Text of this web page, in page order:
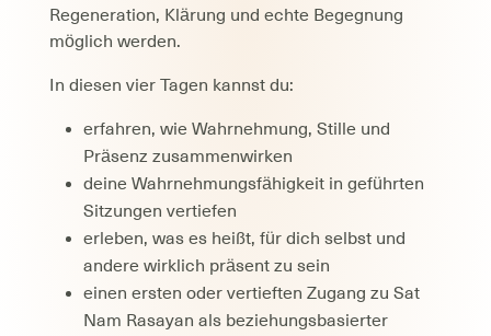
Regeneration, Klärung und echte Begegnung
möglich werden.
In diesen vier Tagen kannst du:
erfahren, wie Wahrnehmung, Stille und
Präsenz zusammenwirken
deine Wahrnehmungsfähigkeit in geführten
Sitzungen vertiefen
erleben, was es heißt, für dich selbst und
andere wirklich präsent zu sein
einen ersten oder vertieften Zugang zu Sat
Nam Rasayan als beziehungsbasierter